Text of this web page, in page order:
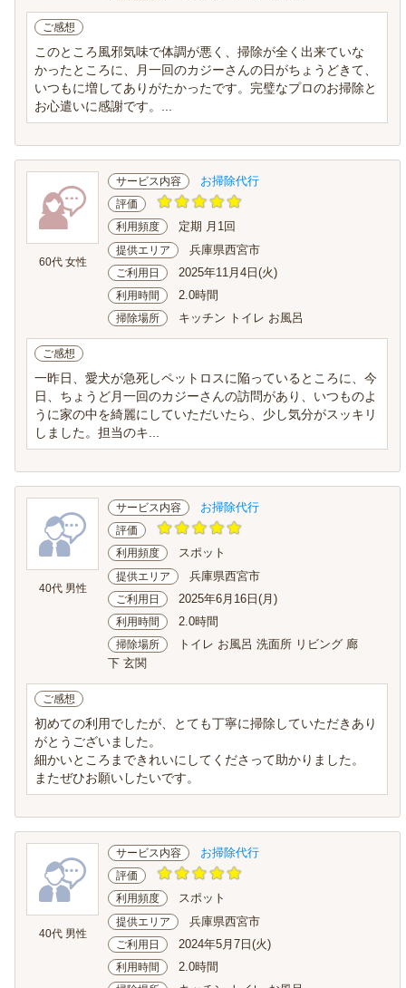
ご感想
このところ風邪気味で体調が悪く、掃除が全く出来ていな
かったところに、月一回のカジーさんの日がちょうどきて、
いつもに増してありがたかったです。完璧なプロのお掃除と
お心遣いに感謝です。...
60代 女性
サービス内容 お掃除代行
評価
利用頻度
定期 月1回
提供エリア 兵庫県西宮市
ご利用日 2025年11月4日(火)
利用時間 2.0時間
掃除場所 キッチン トイレ お風呂
ご感想
一昨日、愛犬が急死しペットロスに陥っているところに、今
日、ちょうど月一回のカジーさんの訪問があり、いつものよ
うに家の中を綺麗にしていただいたら、少し気分がスッキリ
しました。担当のキ...
40代 男性
サービス内容 お掃除代行
評価
利用頻度
スポット
提供エリア 兵庫県西宮市
ご利用日 2025年6月16日(月)
利用時間 2.0時間
掃除場所
トイレ お風呂 洗面所 リビング 廊
下 玄関
ご感想
初めての利用でしたが、とても丁寧に掃除していただきあり
がとうございました。
細かいところまできれいにしてくださって助かりました。
またぜひお願いしたいです。
40代 男性
サービス内容 お掃除代行
評価
利用頻度
スポット
提供エリア 兵庫県西宮市
ご利用日 2024年5月7日(火)
利用時間 2.0時間